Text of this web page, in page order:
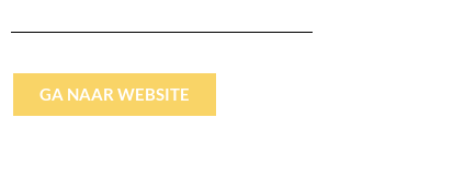
GA NAAR WEBSITE